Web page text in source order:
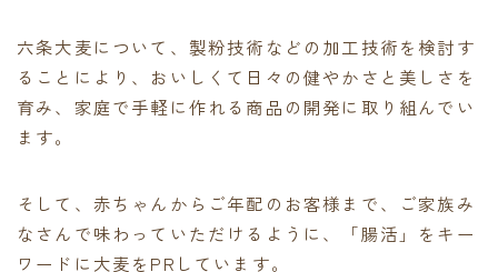
六条大麦について、製粉技術などの加工技術を検討す
ることにより、おいしくて日々の健やかさと美しさを
育み、家庭で手軽に作れる商品の開発に取り組んでい
ます。
そして、赤ちゃんからご年配のお客様まで、ご家族み
なさんで味わっていただけるように、「腸活」をキー
ワードに大麦をPRしています。